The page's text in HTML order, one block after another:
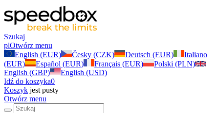
Szukaj
plOtwórz menu
English (EUR)
Česky (CZK) Deutsch (EUR)
Italiano
(EUR)
Español (EUR) Français (EUR)
Polski (PLN)
English (GBP)
English (USD)
Idź do koszyka0
Koszyk jest pusty
Otwórz menu